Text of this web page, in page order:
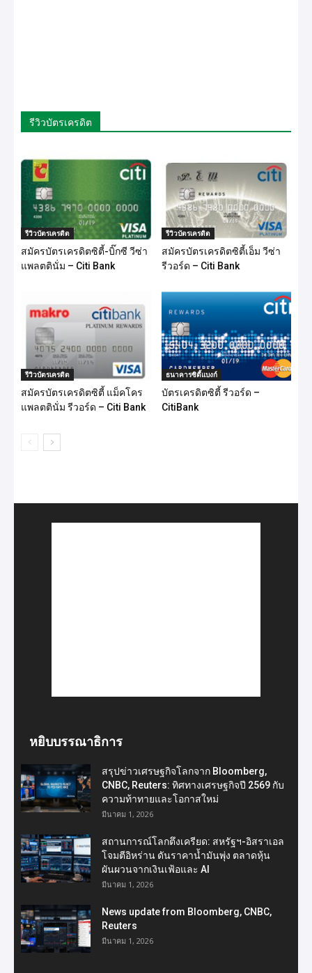
รีวิวบัตรเครดิต
รีวิวบัตรเครดิต
สมัครบัตรเครดิตซิตี้-บิ๊กซี วีซ่า
แพลตตินั่ม – Citi Bank
รีวิวบัตรเครดิต
สมัครบัตรเครดิตซิตี้เอ็ม วีซ่า
รีวอร์ด – Citi Bank
รีวิวบัตรเครดิต
สมัครบัตรเครดิตซิตี้ แม็คโคร
แพลตตินั่ม รีวอร์ด – Citi Bank
ธนาคารซิตี้แบงก์
บัตรเครดิตซิตี้ รีวอร์ด –
CitiBank
หยิบบรรณาธิการ
สรุปข่าวเศรษฐกิจโลกจาก Bloomberg,
CNBC, Reuters: ทิศทางเศรษฐกิจปี 2569 กับ
ความท้าทายและโอกาสใหม่
มีนาคม 1, 2026
สถานการณ์โลกตึงเครียด: สหรัฐฯ-อิสราเอล
โจมตีอิหร่าน ดันราคาน้ำมันพุ่ง ตลาดหุ้น
ผันผวนจากเงินเฟ้อและ AI
มีนาคม 1, 2026
News update from Bloomberg, CNBC,
Reuters
มีนาคม 1, 2026